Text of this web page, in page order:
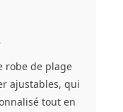
robe de plage
ajustables, qui
tout en